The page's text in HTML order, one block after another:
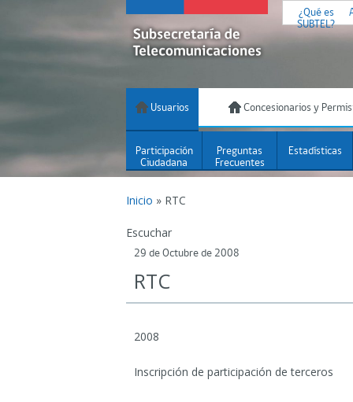
¿Qué es
SUBTEL?
Usuarios Concesionarios y
Participación
Ciudadana
Preguntas
Frecuentes
Estadísticas
Inicio » RTC
Escuchar
29 de Octubre de 2008
RTC
2008
Inscripción de participación de terceros